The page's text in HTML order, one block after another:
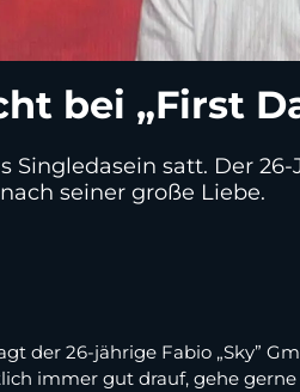
bei „First
Singledasein satt. Der
seiner große Liebe.
der 26-jährige Fabio „Sky”
immer gut drauf, gehe